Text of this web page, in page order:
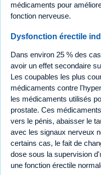
médicaments pour
fonction nerveuse.
Dysfonction érectile
Dans environ 25 % des
avoir un effet secondaire
Les coupables les plus
médicaments contre
les médicaments utilisés
prostate. Ces
vers le pénis, abaisser le
avec les signaux nerveux
certains cas, le fait de
dose sous la supervision
une fonction érectile